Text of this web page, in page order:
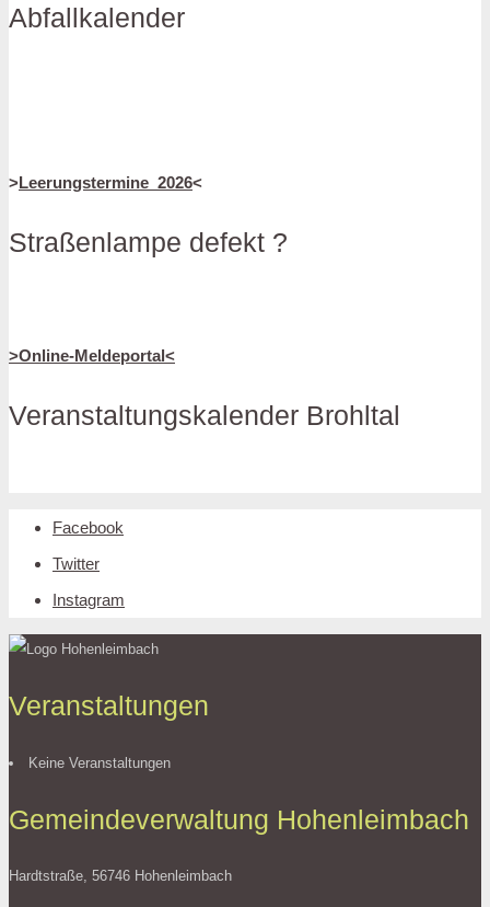
Abfallkalender
>Leerungstermine_2026<
Straßenlampe defekt ?
>Online-Meldeportal<
Veranstaltungskalender Brohltal
Facebook
Twitter
Instagram
Veranstaltungen
Keine Veranstaltungen
Gemeindeverwaltung Hohenleimbach
Hardtstraße, 56746 Hohenleimbach